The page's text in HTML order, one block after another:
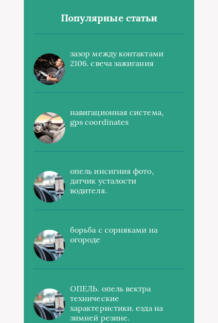
Популярные статьи
зазор между контактами
2106. свеча зажигания
навигационная система,
gps coordinates
опель инсигния фото,
датчик усталости
водителя.
борьба с сорняками на
огороде
ОПЕЛЬ. опель вектра
технические
характеристики. езда на
зимней резине.